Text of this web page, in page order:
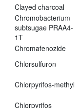
Clayed charcoal
Chromobacterium
subtsugae PRAA4-
1T
Chromafenozide
Chlorsulfuron
Chlorpyrifos-methyl
Chlorpyrifos